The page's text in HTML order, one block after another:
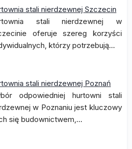
stali nierdzewnej Szczecin
stali nierdzewnej w
oferuje szereg korzyści
którzy potrzebują…
stali nierdzewnej Poznań
odpowiedniej hurtowni stali
w Poznaniu jest kluczowy
się budownictwem,…